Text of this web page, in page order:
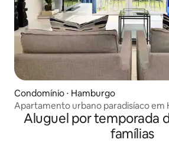
Condomínio ⋅ Hamburgo
Apartamento urbano paradisíaco em
Marienthal
Aluguel por temporada
famílias